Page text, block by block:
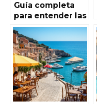
Guía completa
para entender las
regulaciones de
alquiler turístico
en las
comunidades
autónomas de
España